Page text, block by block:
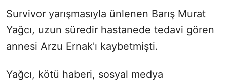
Survivor yarışmasıyla ünlenen Barış Murat
Yağcı, uzun süredir hastanede tedavi gören
annesi Arzu Ernak'ı kaybetmişti.
Yağcı, kötü haberi, sosyal medya